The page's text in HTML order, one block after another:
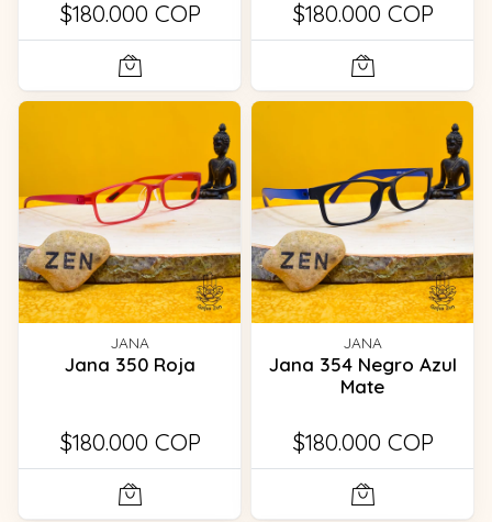
$180.000 COP $180.000 COP
JANA
Jana 350 Roja
$180.000 COP
JANA
Jana 354 Negro Azul
Mate
$180.000 COP